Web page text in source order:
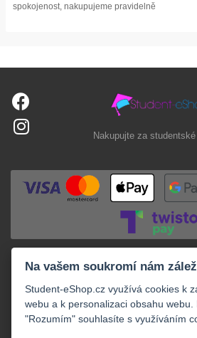
spokojenost, nakupujeme pravidelně
Nakupujte za
Na vašem soukromí nám
Student-eShop.cz využívá cookies k
webu a k personalizaci obsahu webu.
"Rozumím" souhlasíte s využíváním